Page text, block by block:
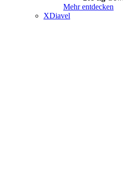
Mehr entdecken
XDiavel